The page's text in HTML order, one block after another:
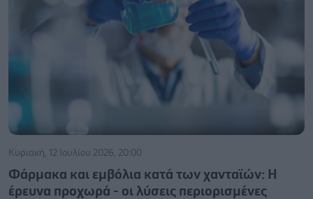
Κυριακή, 12 Ιουλίου 2026, 20:00
Φάρμακα και εμβόλια κατά των χανταϊών: Η
έρευνα προχωρά - οι λύσεις περιορισμένες